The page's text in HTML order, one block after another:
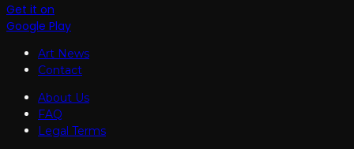
Get it on
Google Play
Art News
Contact
About Us
FAQ
Legal Terms